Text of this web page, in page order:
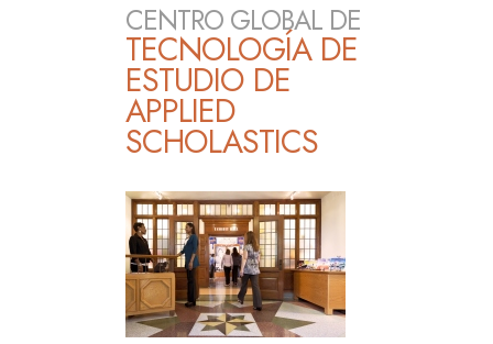
CENTRO GLOBAL DE
TECNOLOGÍA DE
ESTUDIO DE
APPLIED
SCHOLASTICS